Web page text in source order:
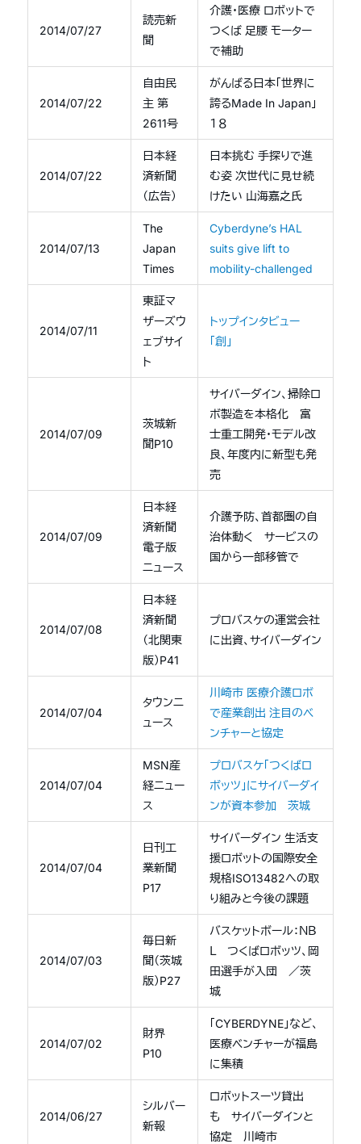
2014/07/27
読売新
聞
介護・医療 ロボットで
つくば 足腰 モーター
で補助
2014/07/22
自由民
主 第
2611号
がんばる日本「世界に
誇るMade In Japan」
１８
2014/07/22
日本経
済新聞
（広告）
日本挑む 手探りで進
む姿 次世代に見せ続
けたい 山海嘉之氏
2014/07/13
The
Japan
Times
Cyberdyne’s HAL
suits give lift to
mobility-challenged
2014/07/11
東証マ
ザーズウ
ェブサイ
ト
トップインタビュー
「創」
2014/07/09
茨城新
聞P10
サイバーダイン、掃除ロ
ボ製造を本格化 富
士重工開発・モデル改
良、年度内に新型も発
売
2014/07/09
日本経
済新聞
電子版
ニュース
介護予防、首都圏の自
治体動く サービスの
国から一部移管で
2014/07/08
日本経
済新聞
（北関東
版）P41
プロバスケの運営会社
に出資、サイバーダイン
2014/07/04
タウンニ
ュース
川崎市 医療介護ロボ
で産業創出 注目のベ
ンチャーと協定
2014/07/04
MSN産
経ニュー
ス
プロバスケ「つくばロ
ボッツ」にサイバーダイ
ンが資本参加 茨城
2014/07/04
日刊工
業新聞
P17
サイバーダイン 生活支
援ロボットの国際安全
規格ISO13482への取
り組みと今後の課題
2014/07/03
毎日新
聞（茨城
版）P27
バスケットボール：ＮＢ
Ｌ つくばロボッツ、岡
田選手が入団 ／茨
城
2014/07/02
財界
P10
「CYBERDYNE」など、
医療ベンチャーが福島
に集積
2014/06/27
シルバー
新報
ロボットスーツ貸出
も サイバーダインと
協定 川崎市